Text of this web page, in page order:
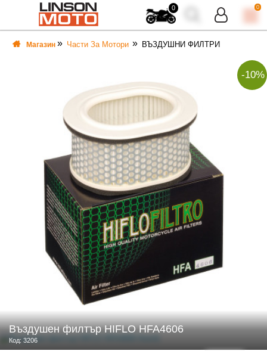
0 0
Магазин Части За Мотори ВЪЗДУШНИ ФИЛТРИ
-10%
Въздушен филтър HIFLO HFA4606
Код: 3206